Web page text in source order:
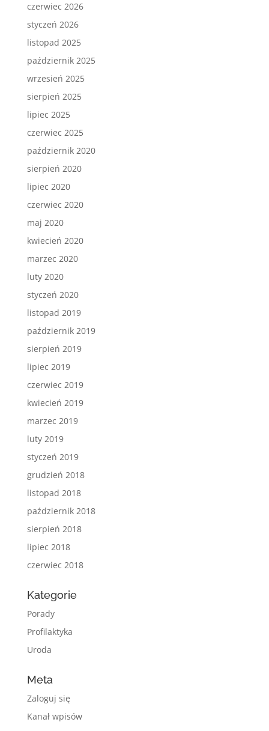
czerwiec 2026
styczeń 2026
listopad 2025
październik 2025
wrzesień 2025
sierpień 2025
lipiec 2025
czerwiec 2025
październik 2020
sierpień 2020
lipiec 2020
czerwiec 2020
maj 2020
kwiecień 2020
marzec 2020
luty 2020
styczeń 2020
listopad 2019
październik 2019
sierpień 2019
lipiec 2019
czerwiec 2019
kwiecień 2019
marzec 2019
luty 2019
styczeń 2019
grudzień 2018
listopad 2018
październik 2018
sierpień 2018
lipiec 2018
czerwiec 2018
Kategorie
Porady
Profilaktyka
Uroda
Meta
Zaloguj się
Kanał wpisów